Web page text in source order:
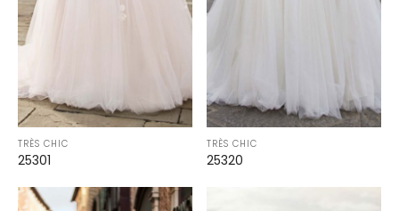
TRÈS CHIC
25301
TRÈS CHIC
25320